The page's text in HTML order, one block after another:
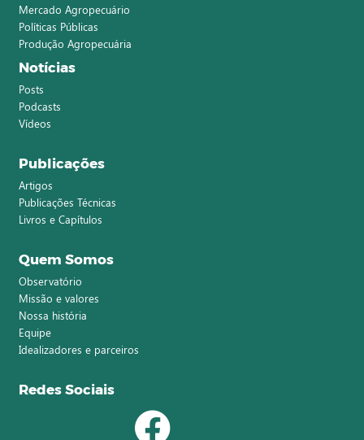
Mercado Agropecuário
Políticas Públicas
Produção Agropecuária
Notícias
Posts
Podcasts
Vídeos
Publicações
Artigos
Publicações Técnicas
Livros e Capítulos
Quem Somos
Observatório
Missão e valores
Nossa história
Equipe
Idealizadores e parceiros
Redes Sociais